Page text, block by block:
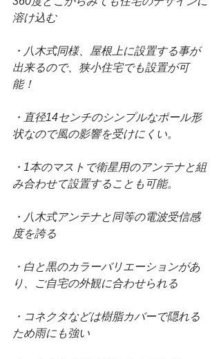
溶け込む
・八木式同様、屋根上に設置する事が
出来るので、狭小住宅でも設置が可
能！
・直径14センチのシンプルなポール形
状なので風の影響を受けにくい。
・1本のマストで衛星用のアンテナと組
み合わせて設置することも可能。
・八木式アンテナと同等の電波受信感
度を誇る
・白と黒のカラーバリエーションがあ
り、ご自宅の外観に合わせられる
・コネクタなどは樹脂カバーで隠れる
ため雨にも強い